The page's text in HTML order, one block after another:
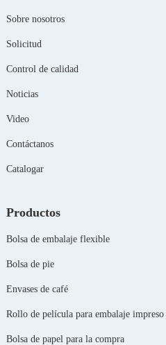
Sobre nosotros
Solicitud
Control de calidad
Noticias
Video
Contáctanos
Catalogar
Productos
Bolsa de embalaje flexible
Bolsa de pie
Envases de café
Rollo de película para embalaje impreso
Bolsa de papel para la compra